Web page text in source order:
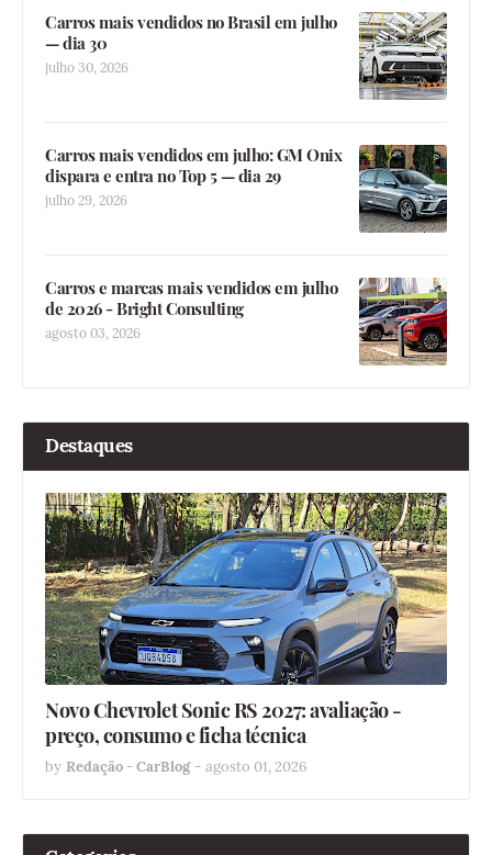
Carros mais vendidos no Brasil em julho
— dia 30
julho 30, 2026
Carros mais vendidos em julho: GM Onix
dispara e entra no Top 5 — dia 29
julho 29, 2026
Carros e marcas mais vendidos em julho
de 2026 - Bright Consulting
agosto 03, 2026
Destaques
Novo Chevrolet Sonic RS 2027: avaliação -
preço, consumo e ficha técnica
by Redação - CarBlog - agosto 01, 2026